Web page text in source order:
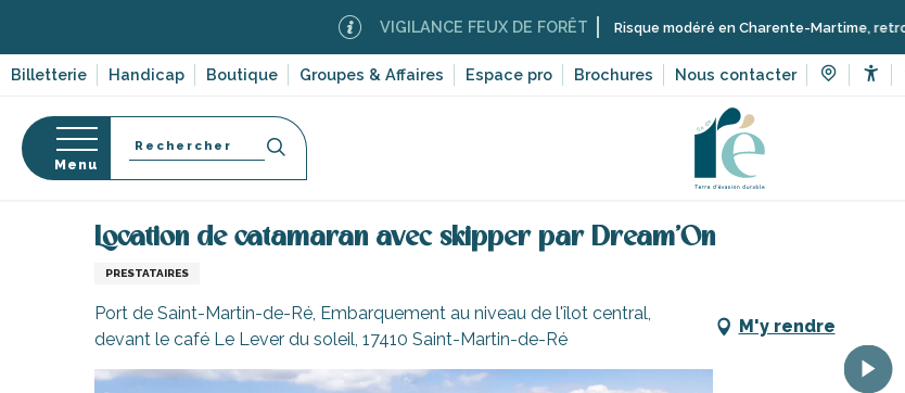
contenu
Billetterie Handicap Boutique Groupes & Affaires Espace pro Brochures Nous contacter
VIGILANCE FEUX DE FORÊT Risque modéré en Charente-Martime, retrouvez ici
Menu
Recherche
Accueil Commerces et artisans de l’île de Ré
Location de catamaran avec skipper par Dream'On
PRESTATAIRES
Port de Saint-Martin-de-Ré, Embarquement au niveau de l'îlot central,
devant le café Le Lever du soleil, 17410 Saint-Martin-de-Ré
M'y rendre